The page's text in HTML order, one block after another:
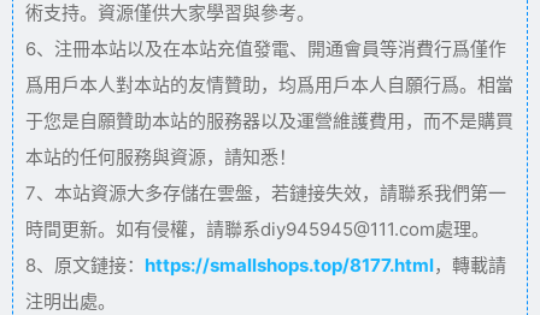
術支持。資源僅供大家學習與參考。
6、注冊本站以及在本站充值發電、開通會員等消費行爲僅作
爲用戶本人對本站的友情贊助，均爲用戶本人自願行爲。相當
于您是自願贊助本站的服務器以及運營維護費用，而不是購買
本站的任何服務與資源，請知悉！
7、本站資源大多存儲在雲盤，若鏈接失效，請聯系我們第一
時間更新。如有侵權，請聯系diy945945@111.com處理。
8、原文鏈接： https://smallshops.top/8177.html，轉載請
注明出處。